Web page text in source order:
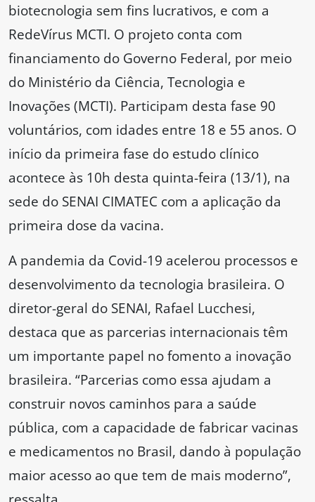
biotecnologia sem fins lucrativos, e com a
RedeVírus MCTI. O projeto conta com
financiamento do Governo Federal, por meio
do Ministério da Ciência, Tecnologia e
Inovações (MCTI). Participam desta fase 90
voluntários, com idades entre 18 e 55 anos. O
início da primeira fase do estudo clínico
acontece às 10h desta quinta-feira (13/1), na
sede do SENAI CIMATEC com a aplicação da
primeira dose da vacina.
A pandemia da Covid-19 acelerou processos e
desenvolvimento da tecnologia brasileira. O
diretor-geral do SENAI, Rafael Lucchesi,
destaca que as parcerias internacionais têm
um importante papel no fomento a inovação
brasileira. “Parcerias como essa ajudam a
construir novos caminhos para a saúde
pública, com a capacidade de fabricar vacinas
e medicamentos no Brasil, dando à população
maior acesso ao que tem de mais moderno”,